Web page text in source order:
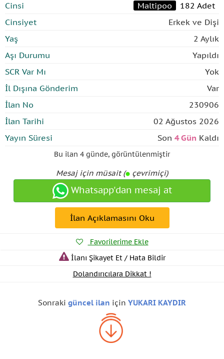
Cinsi
Maltipoo
182 Adet
Cinsiyet
Erkek ve Dişi
Yaş
2 Aylık
Aşı Durumu
Yapıldı
SCR Var Mı
Yok
İl Dışına Gönderim
Var
İlan No
230906
İlan Tarihi
02 Ağustos 2026
Yayın Süresi
Son 4 Gün Kaldı
Bu ilan 4 günde, görüntülenmiştir
Mesaj için müsait ( çevrimiçi)
Whatsapp'dan mesaj at
İlan Açıklamasını Oku
Favorilerime Ekle
İlanı Şikayet Et / Hata Bildir
Dolandırıcılara Dikkat !
Sonraki güncel ilan için YUKARI KAYDIR